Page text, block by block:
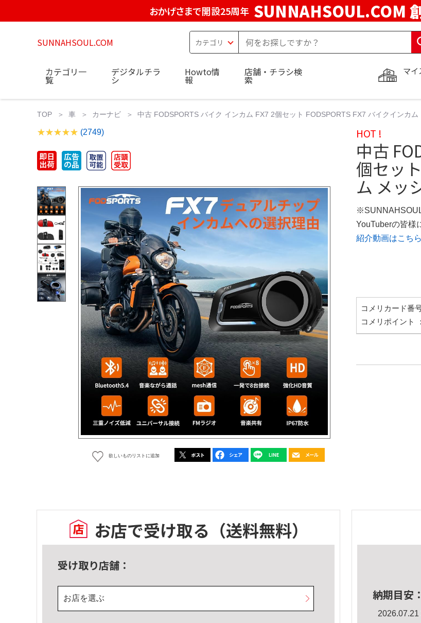
おかげさまで開設25周年 SUNNAHSOUL.COM
SUNNAHSOUL.COM
マイ
カテゴリ一
覧
デジタルチラ
シ
Howto情
報
店舗・チラシ検
索
TOP 車 カーナビ 中古 FODSPORTS バイク インカム FX7 2個セット FODSPORTS FX7 バイクインカ
(2749)
欲しいものリストに追加
HOT !
中古
個セッ
ム メッ
YouTuberの皆様
紹介動画はこちら
コメリカード番
コメリポイント
お店で受け取る （送料無料）
受け取り店舗：
お店を選ぶ 納期目安：
2026.07.21